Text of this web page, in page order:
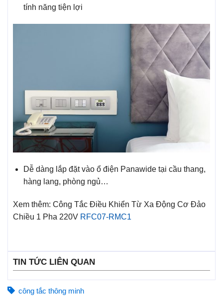
tính năng tiện lợi
Dễ dàng lắp đặt vào ổ điện Panawide tại cầu thang,
hàng lang, phòng ngủ…
Xem thêm: Công Tắc Điều Khiển Từ Xa Động Cơ Đảo
Chiều 1 Pha 220V RFC07-RMC1
TIN TỨC LIÊN QUAN
công tắc thông minh